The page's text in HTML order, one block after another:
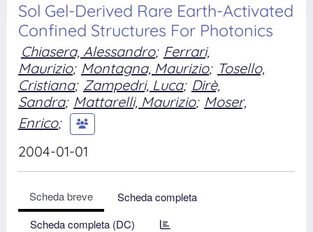
Sol Gel-Derived Rare Earth-Activated
Confined Structures For Photonics
Chiasera, Alessandro; Ferrari,
Maurizio; Montagna, Maurizio; Tosello,
Cristiana; Zampedri, Luca; Dirè,
Sandra; Mattarelli, Maurizio; Moser,
Enrico;
2004-01-01
Scheda breve
Scheda completa
Scheda completa (DC)